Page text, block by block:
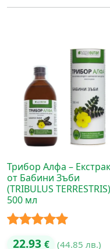
Трибор Алфа –
от Бабини Зъби
(TRIBULUS
500 мл
Оценено с
22.93 € (44.85 лв.)